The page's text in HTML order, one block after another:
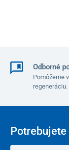
Odborné
Pomôžeme
regeneráciu.